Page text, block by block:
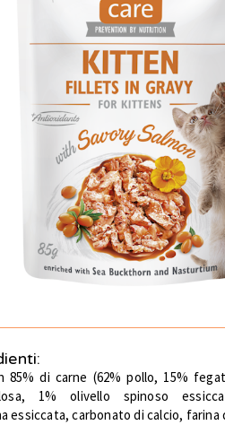
85% di carne (62% pollo, 15%
1% olivello spinoso
essiccata, carbonato di calcio, farina